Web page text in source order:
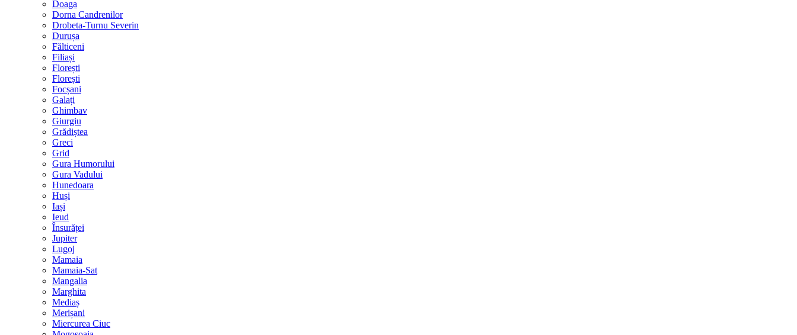
Doaga
Dorna Candrenilor
Drobeta-Turnu Severin
Durușa
Fălticeni
Filiași
Florești
Florești
Focșani
Galați
Ghimbav
Giurgiu
Grădiștea
Greci
Grid
Gura Humorului
Gura Vadului
Hunedoara
Huși
Iași
Ieud
Însurăței
Jupiter
Lugoj
Mamaia
Mamaia-Sat
Mangalia
Marghita
Mediaș
Merișani
Miercurea Ciuc